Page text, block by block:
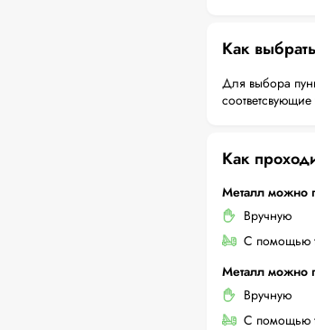
Как
Для выбора
Как
Металл можно
Вручную
С помощью
Металл можно
Вручную
С помощью